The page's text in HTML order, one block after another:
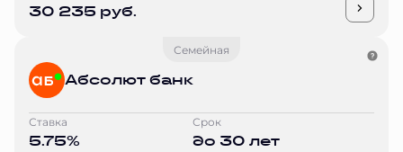
30 235 руб.
Семейная
Абсолют банк
Ставка
5.75%
Срок
до 30 лет